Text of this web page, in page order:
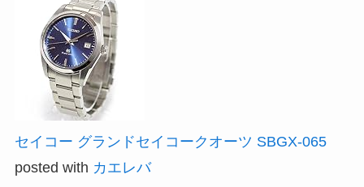
セイコー グランドセイコークオーツ SBGX-065
posted with カエレバ